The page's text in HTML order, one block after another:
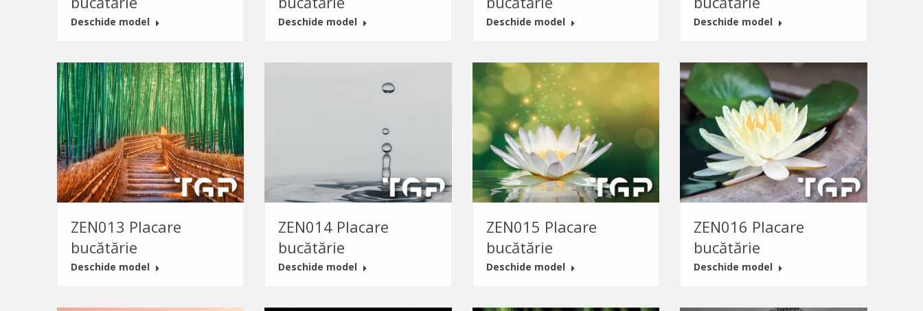
Deschide model Deschide model Deschide model Deschide model
ZEN013 Placare
bucătărie
Deschide model
ZEN014 Placare
bucătărie
Deschide model
ZEN015 Placare
bucătărie
Deschide model
ZEN016 Placare
bucătărie
Deschide model